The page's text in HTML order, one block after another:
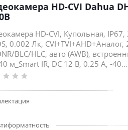
HD-CVI Dahua
HD-CVI, Купольная,
0.002 Лк,
BLC/HLC, авто (AWB),
м_Smart IR, DC 12 В, 0.25 А, -